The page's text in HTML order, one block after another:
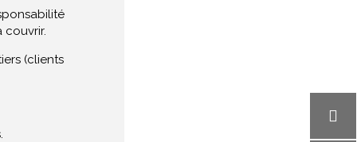
couvrir.
(clients